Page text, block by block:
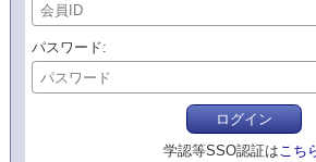
パスワード
ログイン
学認等SSO認証はこち